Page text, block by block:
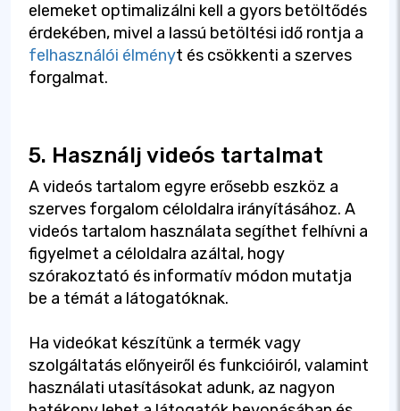
elemeket optimalizálni kell a gyors betöltődés
érdekében, mivel a lassú betöltési idő rontja a
felhasználói élményt és csökkenti a szerves
forgalmat.
5. Használj videós tartalmat
A videós tartalom egyre erősebb eszköz a
szerves forgalom céloldalra irányításához. A
videós tartalom használata segíthet felhívni a
figyelmet a céloldalra azáltal, hogy
szórakoztató és informatív módon mutatja
be a témát a látogatóknak.
Ha videókat készítünk a termék vagy
szolgáltatás előnyeiről és funkcióiról, valamint
használati utasításokat adunk, az nagyon